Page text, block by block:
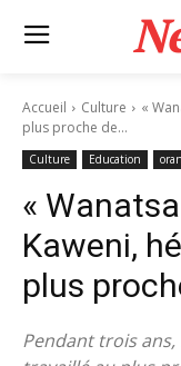
Accueil Culture
«
plus proche de...
Culture Education
«
Kaweni,
plus
Pendant trois